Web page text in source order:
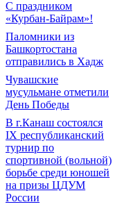
С праздником
«Курбан-Байрам»!
Паломники из
Башкортостана
отправились в Хадж
Чувашские
мусульмане отметили
День Победы
В г.Канаш состоялся
IX республиканский
турнир по
спортивной (вольной)
борьбе среди юношей
на призы ЦДУМ
России